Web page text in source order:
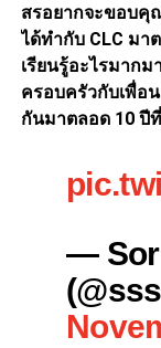
สรอยากจะขอบ
ได้ทำกับ CLC มา
เรียนรู้อะไรมาก
ครอบครัวกับเพื่อ
กันมาตลอด 10 ปี
—